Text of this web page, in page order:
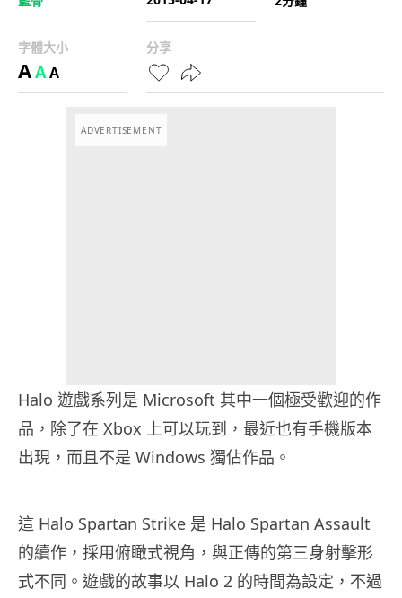
字體大小
AAA
分享
ADVERTISEMENT
Halo 遊戲系列是 Microsoft 其中一個極受歡迎的作
品，除了在 Xbox 上可以玩到，最近也有手機版本
出現，而且不是 Windows 獨佔作品。
這 Halo Spartan Strike 是 Halo Spartan Assault
的續作，採用俯瞰式視角，與正傳的第三身射擊形
式不同。遊戲的故事以 Halo 2 的時間為設定，不過